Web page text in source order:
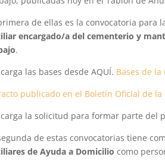
de ellas es la convocatoria
encargado/a del cementerio y
.
las bases desde AQUÍ. Bases de la
publicado en el Boletín Oficial de la
la solicitud para formar parte del
de estas convocatorias tiene
de Ayuda a Domicilio como